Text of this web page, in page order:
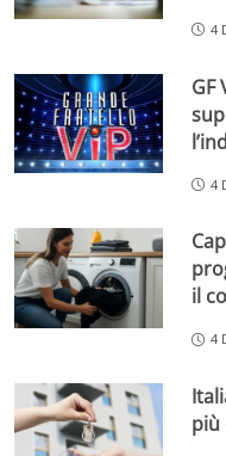
4
GF
4
il
4
più